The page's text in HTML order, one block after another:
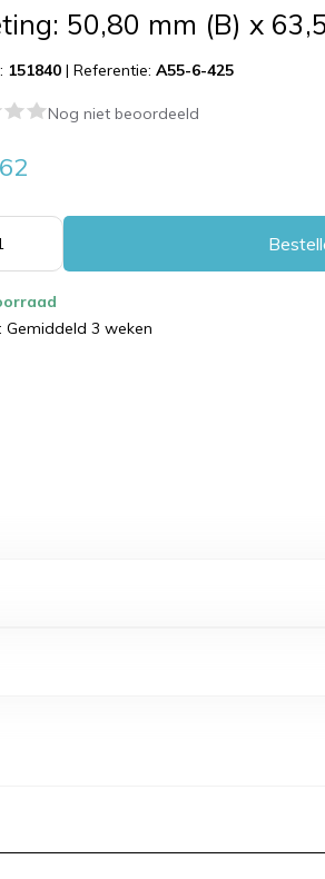
50,80 mm (B) x
151840 |Referentie:A55-6-425
Nog niet beoordeeld
Gemiddeld 3 weken